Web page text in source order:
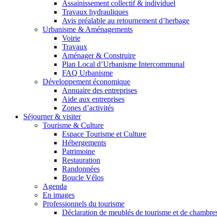
Assainissement collectif & individuel
Travaux hydrauliques
Avis préalable au retournement d’herbage
Urbanisme & Aménagements
Voirie
Travaux
Aménager & Construire
Plan Local d’Urbanisme Intercommunal
FAQ Urbanisme
Développement économique
Annuaire des entreprises
Aide aux entreprises
Zones d’activités
Séjourner & visiter
Tourisme & Culture
Espace Tourisme et Culture
Hébergements
Patrimoine
Restauration
Randonnées
Boucle Vélos
Agenda
En images
Professionnels du tourisme
Déclaration de meublés de tourisme et de